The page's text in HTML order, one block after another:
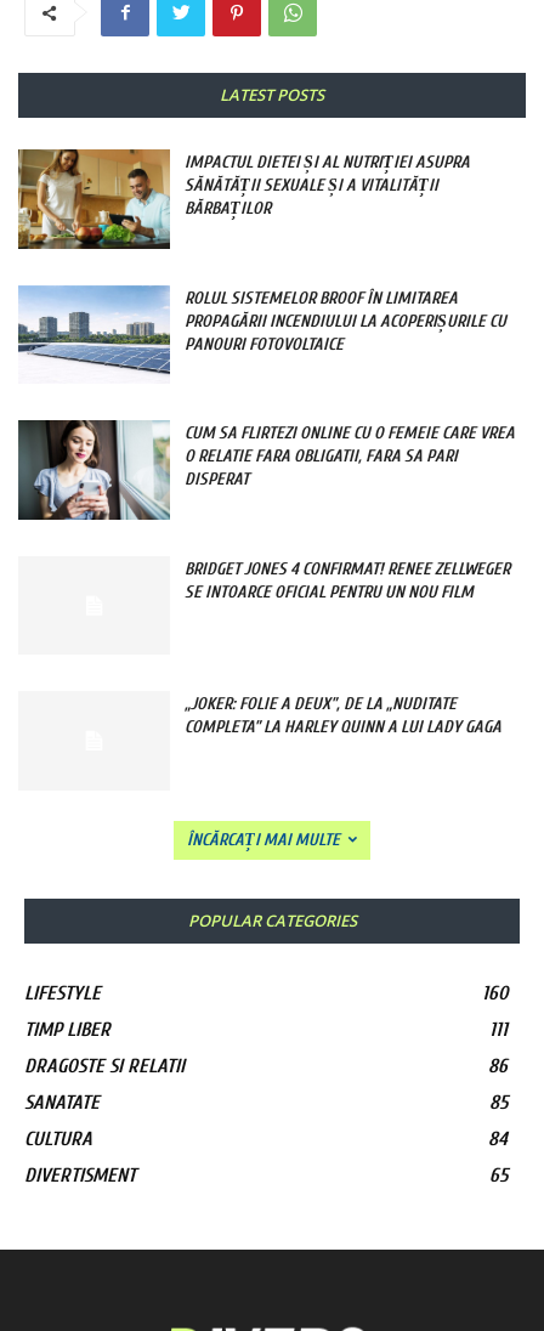
LATEST POSTS
IMPACTUL DIETEI ȘI AL NUTRIȚIEI ASUPRA
SĂNĂTĂȚII SEXUALE ȘI A VITALITĂȚII
BĂRBAȚILOR
ROLUL SISTEMELOR BROOF ÎN LIMITAREA
PROPAGĂRII INCENDIULUI LA ACOPERIȘURILE CU
PANOURI FOTOVOLTAICE
CUM SA FLIRTEZI ONLINE CU O FEMEIE CARE VREA
O RELATIE FARA OBLIGATII, FARA SA PARI
DISPERAT
BRIDGET JONES 4 CONFIRMAT! RENEE ZELLWEGER
SE INTOARCE OFICIAL PENTRU UN NOU FILM
„JOKER: FOLIE A DEUX”, DE LA „NUDITATE
COMPLETA” LA HARLEY QUINN A LUI LADY GAGA
ÎNCĂRCAȚI MAI MULTE
POPULAR CATEGORIES
LIFESTYLE
160
TIMP LIBER
111
DRAGOSTE SI RELATII
86
SANATATE
85
CULTURA
84
DIVERTISMENT
65